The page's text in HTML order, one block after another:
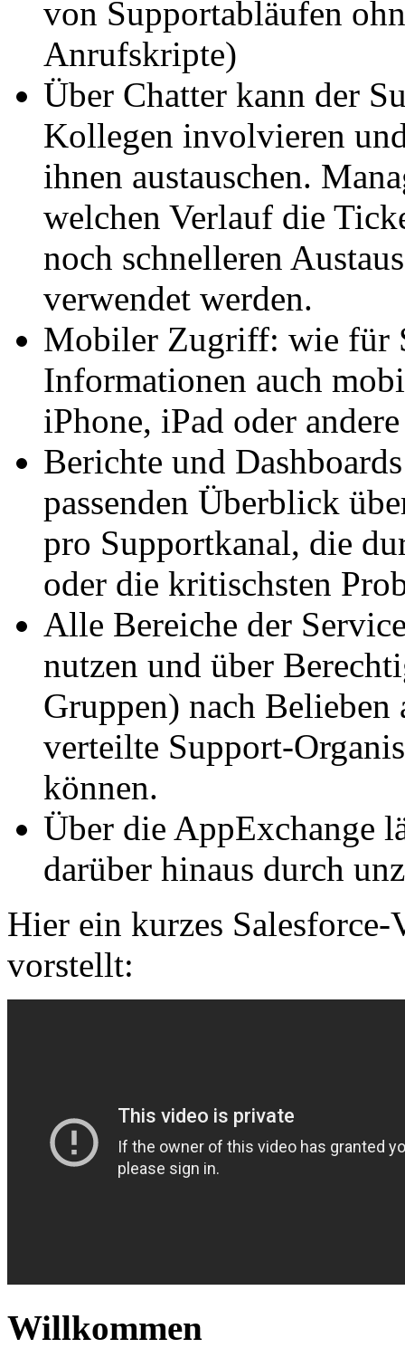
von Supportabläufen
Anrufskripte)
Über Chatter kann der
Kollegen involvieren
ihnen austauschen.
welchen Verlauf die
noch schnelleren
verwendet werden.
Mobiler Zugriff: wie für
Informationen auch
iPhone, iPad oder
Berichte und
passenden Überblick
pro Supportkanal, die
oder die kritischsten
Alle Bereiche der
nutzen und über
Gruppen) nach Belieben
verteilte Support-
können.
Über die AppExchange
darüber hinaus durch
Hier ein kurzes
vorstellt:
Willkommen